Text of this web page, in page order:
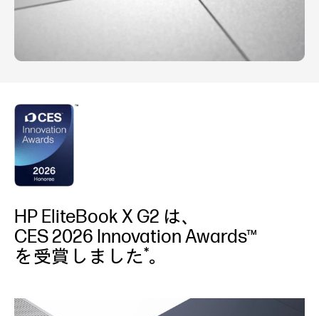
HP EliteBook X G2 は、
CES 2026 Innovation Awards™
を受賞しました*。